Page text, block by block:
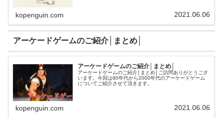
kopenguin.com 2021.06.06
アーケードゲームのご紹介│まとめ│
アーケードゲームのご紹介│まとめ│
アーケードゲームのご紹介│まとめ│ご訪問ありがとうござ
います。今回は80年代から2000年代のアーケードゲーム
についてご紹介させて頂きます。
kopenguin.com 2021.06.06